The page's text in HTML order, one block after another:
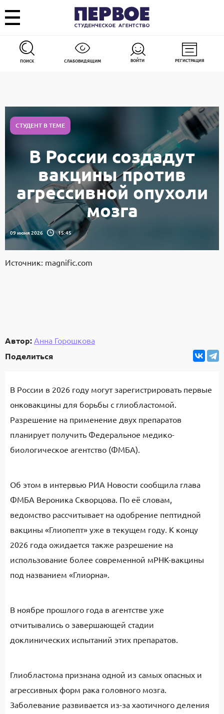
ПОИСК СЛАБОВИДЯЩИМ ВОЙТИ РЕГИСТРАЦИЯ
СТУДЕНТ В ТЕМЕ
В России создадут
вакцины против
агрессивной опухоли
мозга
09 июня 2026 15:45
Источник: magnific.com
Автор: Анна Горошкова
Поделиться
В России в 2026 году могут зарегистрировать первые
онковакцины для борьбы с глиобластомой.
Разрешение на применение двух препаратов
планирует получить Федеральное медико-
биологическое агентство (ФМБА).
Об этом в интервью РИА Новости сообщила глава
ФМБА Вероника Скворцова. По её словам,
ведомство рассчитывает на одобрение пептидной
вакцины «Глиопепт» уже в текущем году. К концу
2026 года ожидается также разрешение на
использование более современной мРНК-вакцины
под названием «Глиорна».
В ноябре прошлого года в агентстве уже
отчитывались о завершающей стадии
доклинических испытаний этих препаратов.
Глиобластома признана одной из самых опасных и
агрессивных форм рака головного мозга.
Заболевание развивается из-за хаотичного деления